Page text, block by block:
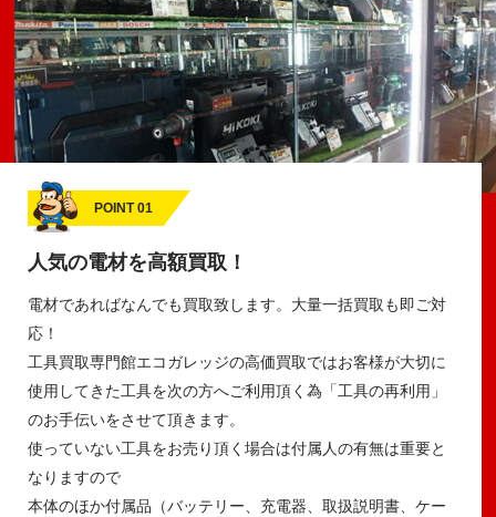
POINT 01
人気の電材を高額買取！
電材であればなんでも買取致します。大量一括買取も即ご対
応！
工具買取専門館エコガレッジの高価買取ではお客様が大切に
使用してきた工具を次の方へご利用頂く為「工具の再利用」
のお手伝いをさせて頂きます。
使っていない工具をお売り頂く場合は付属人の有無は重要と
なりますので
本体のほか付属品（バッテリー、充電器、取扱説明書、ケー